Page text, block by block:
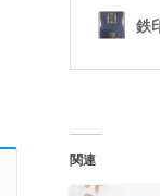
関連